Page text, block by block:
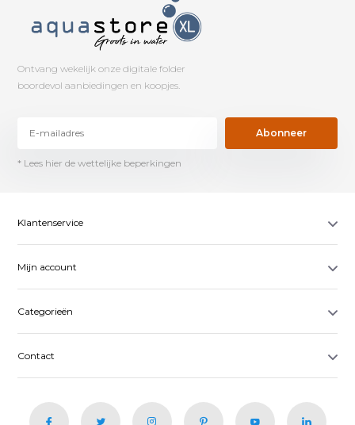
Ontvang wekelijk onze digitale folder
boordevol aanbiedingen en koopjes.
Abonneer
* Lees hier de wettelijke beperkingen
Klantenservice
Mijn account
Categorieën
Contact